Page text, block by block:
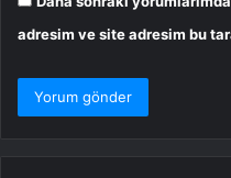
adresim ve site adresim bu